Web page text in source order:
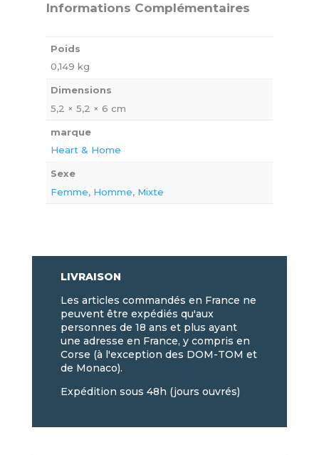
Informations Complémentaires
Poids
0,149 kg
Dimensions
5,2 × 5,2 × 6 cm
marque
Heart & Home
Sexe
Femme, Homme, Mixte
LIVRAISON
Les articles commandés en France ne
peuvent être expédiés qu'aux
personnes de 18 ans et plus ayant
une adresse en France, y compris en
Corse (à l'exception des DOM-TOM et
de Monaco).
Expédition sous 48h (jours ouvrés)